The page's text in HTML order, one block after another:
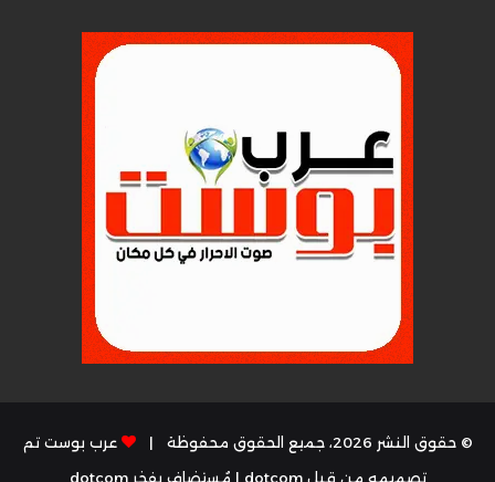
© حقوق النشر 2026، جميع الحقوق محفوظة |
عرب بوست تم
تصميمه من قِبل dotcom
| مُستضاف بفخرdotcom